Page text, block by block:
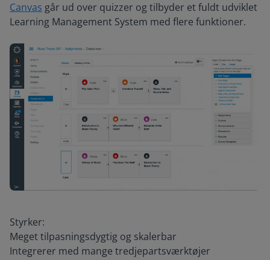
Canvas går ud over quizzer og tilbyder et fuldt udviklet
Learning Management System med flere funktioner.
Styrker:
Meget tilpasningsdygtig og skalerbar
Integrerer med mange tredjepartsværktøjer